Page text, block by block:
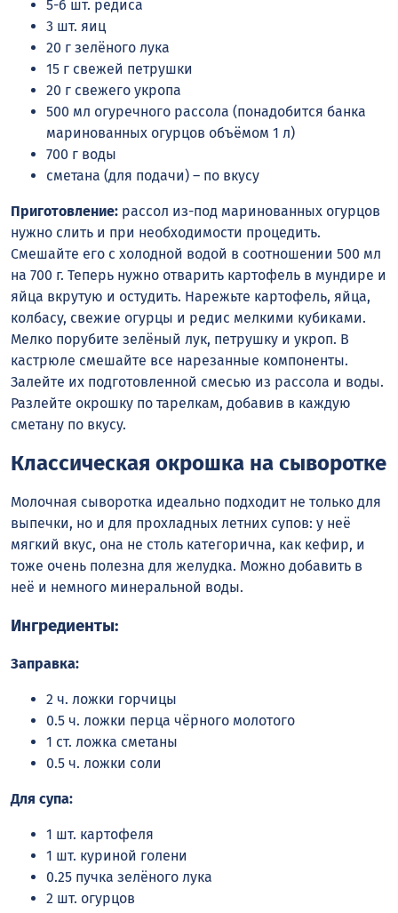
5-6 шт. редиса
3 шт. яиц
20 г зелёного лука
15 г свежей петрушки
20 г свежего укропа
500 мл огуречного рассола (понадобится банка
маринованных огурцов объёмом 1 л)
700 г воды
сметана (для подачи) – по вкусу
Приготовление: рассол из-под маринованных огурцов
нужно слить и при необходимости процедить.
Смешайте его с холодной водой в соотношении 500 мл
на 700 г. Теперь нужно отварить картофель в мундире и
яйца вкрутую и остудить. Нарежьте картофель, яйца,
колбасу, свежие огурцы и редис мелкими кубиками.
Мелко порубите зелёный лук, петрушку и укроп. В
кастрюле смешайте все нарезанные компоненты.
Залейте их подготовленной смесью из рассола и воды.
Разлейте окрошку по тарелкам, добавив в каждую
сметану по вкусу.
Классическая окрошка на сыворотке
Молочная сыворотка идеально подходит не только для
выпечки, но и для прохладных летних супов: у неё
мягкий вкус, она не столь категорична, как кефир, и
тоже очень полезна для желудка. Можно добавить в
неё и немного минеральной воды.
Ингредиенты:
Заправка:
2 ч. ложки горчицы
0.5 ч. ложки перца чёрного молотого
1 ст. ложка сметаны
0.5 ч. ложки соли
Для супа:
1 шт. картофеля
1 шт. куриной голени
0.25 пучка зелёного лука
2 шт. огурцов